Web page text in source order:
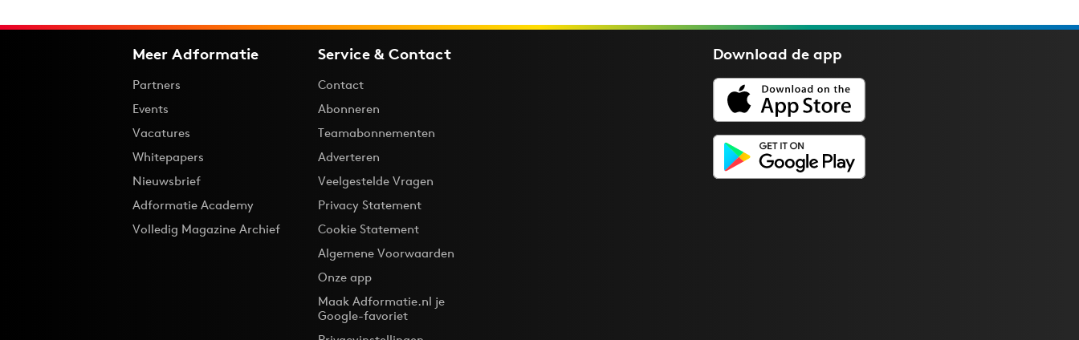
Meer Adformatie
Partners
Events
Vacatures
Whitepapers
Nieuwsbrief
Adformatie Academy
Volledig Magazine Archief
Service & Contact
Contact
Abonneren
Teamabonnementen
Adverteren
Veelgestelde Vragen
Privacy Statement
Cookie Statement
Algemene Voorwaarden
Onze app
Maak Adformatie.nl je
Google-favoriet
Download deapp